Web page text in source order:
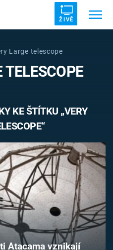
ŽIVĚ
SVĚTOVÁ VÁLKA
Large telescope
TELESCOPE
KE ŠTÍTKU „VERY
Atacama vznikají